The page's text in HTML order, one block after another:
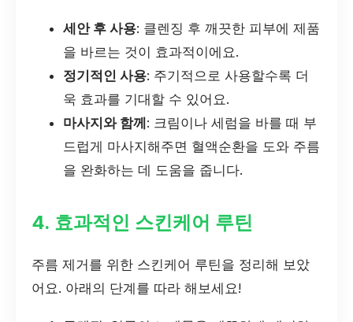
세안 후 사용: 클렌징 후 깨끗한 피부에 제품
을 바르는 것이 효과적이에요.
정기적인 사용: 주기적으로 사용할수록 더
욱 효과를 기대할 수 있어요.
마사지와 함께 : 크림이나 세럼을 바를 때 부
드럽게 마사지해주면 혈액순환을 도와 주름
을 완화하는 데 도움을 줍니다.
4. 효과적인 스킨케어 루틴
주름 제거를 위한 스킨케어 루틴을 정리해 보았
어요. 아래의 단계를 따라 해보세요!